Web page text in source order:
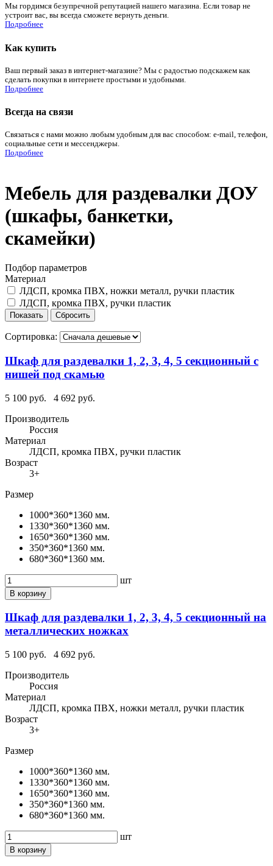
Мы гордимся безупречной репутацией нашего магазина. Если товар не
устроит вас, вы всегда сможете вернуть деньги.
Подробнее
Как купить
Ваш первый заказ в интернет-магазине? Мы с радостью подскажем как
сделать покупки в интернете простыми и удобными.
Подробнее
Всегда на связи
Связаться с нами можно любым удобным для вас способом: e-mail, телефон,
социальные сети и мессенджеры.
Подробнее
Мебель для раздевалки ДОУ
(шкафы, банкетки,
скамейки)
Подбор параметров
Материал
ЛДСП, кромка ПВХ, ножки металл, ручки пластик
ЛДСП, кромка ПВХ, ручки пластик
Сортировка:
Шкаф для раздевалки 1, 2, 3, 4, 5 секционный с
нишей под скамью
5 100 руб.
4 692 руб.
Производитель
Россия
Материал
ЛДСП, кромка ПВХ, ручки пластик
Возраст
3+
Размер
1000*360*1360 мм.
1330*360*1360 мм.
1650*360*1360 мм.
350*360*1360 мм.
680*360*1360 мм.
шт
В корзину
Шкаф для раздевалки 1, 2, 3, 4, 5 секционный на
металлических ножках
5 100 руб.
4 692 руб.
Производитель
Россия
Материал
ЛДСП, кромка ПВХ, ножки металл, ручки пластик
Возраст
3+
Размер
1000*360*1360 мм.
1330*360*1360 мм.
1650*360*1360 мм.
350*360*1360 мм.
680*360*1360 мм.
шт
В корзину